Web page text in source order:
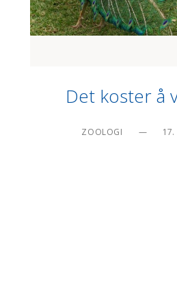
Det koster å
ZOOLOGI — 17.